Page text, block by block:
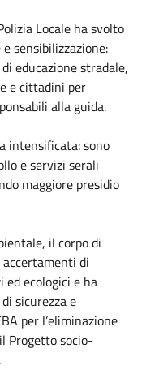
Locale ha svolto
sensibilizzazione:
educazione stradale,
e cittadini per
alla guida.
intensificata: sono
e servizi serali
maggiore presidio
il corpo di
di
ed ecologici e ha
sicurezza e
per l’eliminazione
Progetto socio-